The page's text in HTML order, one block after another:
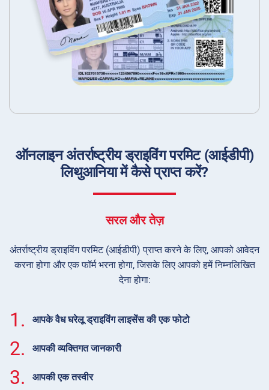
ऑनलाइन अंतर्राष्ट्रीय ड्राइविंग परमिट (आईडीपी)
लिथुआनिया में कैसे प्राप्त करें?
सरल और तेज़
अंतर्राष्ट्रीय ड्राइविंग परमिट (आईडीपी) प्राप्त करने के लिए, आपको आवेदन
करना होगा और एक फॉर्म भरना होगा, जिसके लिए आपको हमें निम्नलिखित
देना होगा:
1. आपके वैध घरेलू ड्राइविंग लाइसेंस की एक फोटो
2. आपकी व्यक्तिगत जानकारी
3. आपकी एक तस्वीर